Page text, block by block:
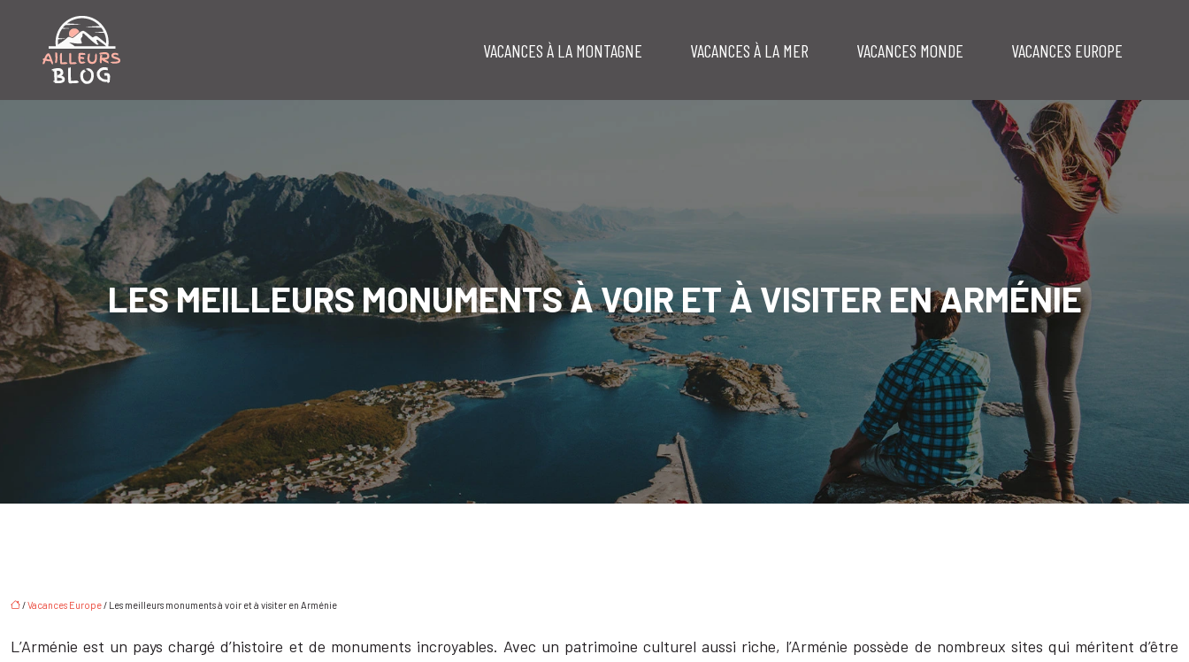
VACANCES À LA MONTAGNE VACANCES À LA MER VACANCES MONDE VACANCES EUROPE
LES MEILLEURS MONUMENTS À VOIR ET À VISITER EN ARMÉNIE
/Vacances Europe/ Les meilleurs monuments à voir et à visiter en Arménie
L’Arménie est un pays chargé d’histoire et de monuments incroyables. Avec un patrimoine culturel aussi riche, l’Arménie possède de nombreux sites qui méritent d’être